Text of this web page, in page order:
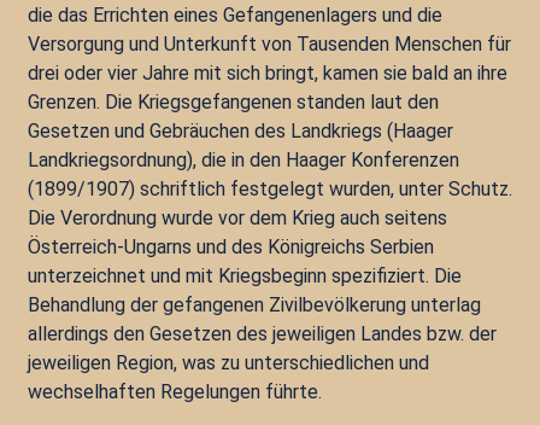
die das Errichten eines Gefangenenlagers und die
Versorgung und Unterkunft von Tausenden Menschen für
drei oder vier Jahre mit sich bringt, kamen sie bald an ihre
Grenzen. Die Kriegsgefangenen standen laut den
Gesetzen und Gebräuchen des Landkriegs (Haager
Landkriegsordnung), die in den Haager Konferenzen
(1899/1907) schriftlich festgelegt wurden, unter Schutz.
Die Verordnung wurde vor dem Krieg auch seitens
Österreich-Ungarns und des Königreichs Serbien
unterzeichnet und mit Kriegsbeginn spezifiziert. Die
Behandlung der gefangenen Zivilbevölkerung unterlag
allerdings den Gesetzen des jeweiligen Landes bzw. der
jeweiligen Region, was zu unterschiedlichen und
wechselhaften Regelungen führte.